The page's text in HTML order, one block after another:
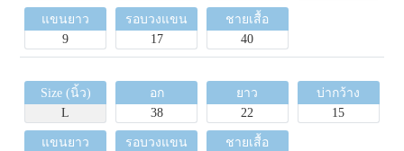
แขนยาว
9
รอบวงแขน
17
ชายเสื้อ
40
Size (นิ้ว)
L
อก
38
ยาว
22
บ่ากว้าง
15
แขนยาว
รอบวงแขน
ชายเสื้อ